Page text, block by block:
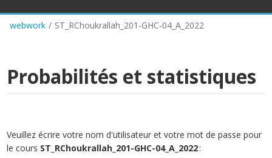
webwork / ST_RChoukrallah_201-GHC-04_A_2022
Probabilités et statistiques
Veuillez écrire votre nom d'utilisateur et votre mot de passe pour
le cours ST_RChoukrallah_201-GHC-04_A_2022: